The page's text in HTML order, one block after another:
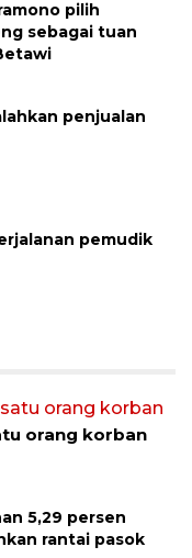
pilih
sebagai tuan
penjualan
pemudik
orang korban
5,29 persen
rantai pasok